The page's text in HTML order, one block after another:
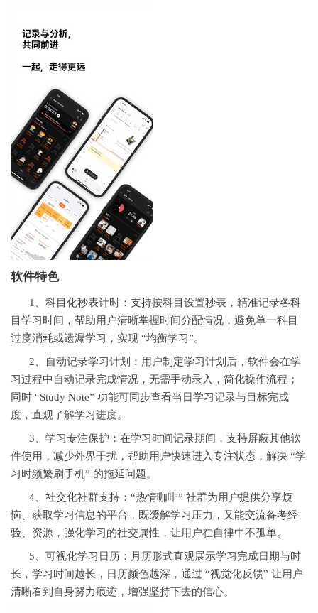
软件特色
1、科目化秒表计时：支持按科目设置秒表，精准记录各科
目学习时间，帮助用户清晰掌握时间分配情况，避免单一科目
过度消耗或遗漏学习，实现 “均衡学习”。
2、自动记录学习计划：用户制定学习计划后，软件会在学
习过程中自动记录完成情况，无需手动录入，简化操作流程；
同时 “Study Note” 功能可同步查看当日学习记录与目标完成
度，直观了解学习进度。
3、学习专注保护：在学习时间记录期间，支持屏蔽其他软
件使用，减少外界干扰，帮助用户快速进入专注状态，解决 “学
习时频繁刷手机” 的拖延问题。
4、社交化社群支持：“热情咖啡” 社群为用户提供分享烦
恼、获取学习信息的平台，既缓解学习压力，又能交流备考经
验、资源，强化学习的社交属性，让用户在自律中不孤单。
5、可视化学习日历：月历形式直观展示学习完成日期与时
长，学习时间越长，日历颜色越深，通过 “视觉化反馈” 让用户
清晰看到自身努力痕迹，增强坚持下去的信心。